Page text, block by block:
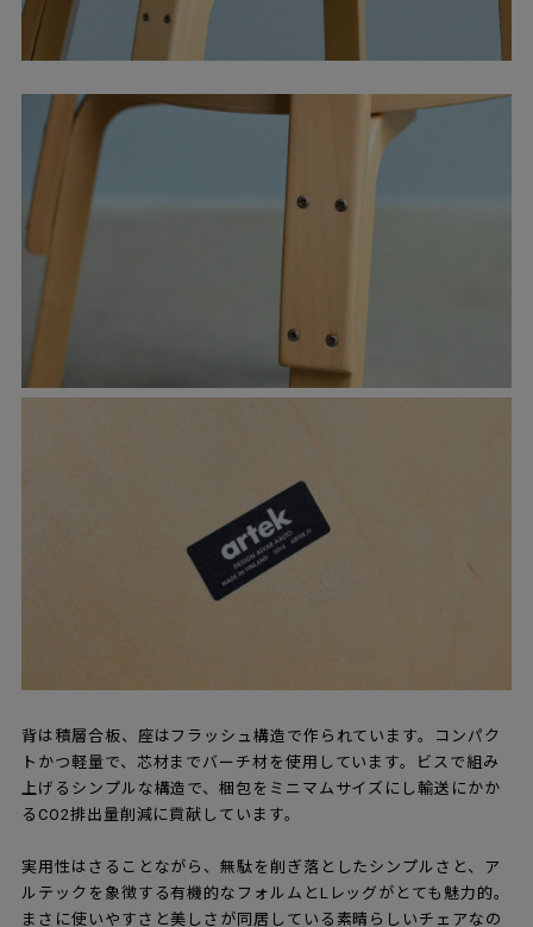
背は積層合板、座はフラッシュ構造で作られています。コンパク
トかつ軽量で、芯材までバーチ材を使用しています。ビスで組み
上げるシンプルな構造で、梱包をミニマムサイズにし輸送にかか
るCO2排出量削減に貢献しています。
実用性はさることながら、無駄を削ぎ落としたシンプルさと、ア
ルテックを象徴する有機的なフォルムとLレッグがとても魅力的。
まさに使いやすさと美しさが同居している素晴らしいチェアなの